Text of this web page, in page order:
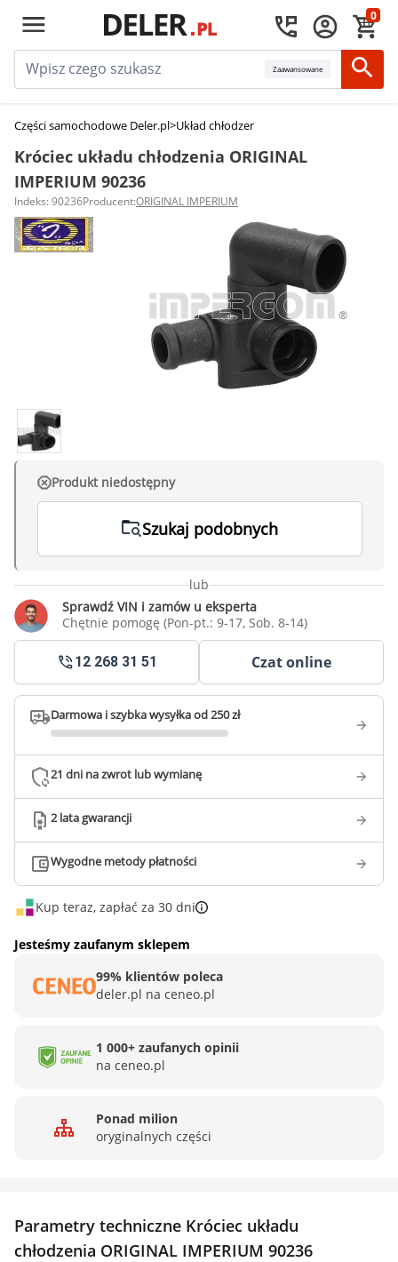
0
Zaawansowane
Części samochodowe Deler.pl>Układ chłodzenia silnika
Króciec układu chłodzenia ORIGINAL
IMPERIUM 90236
Indeks: 90236Producent:ORIGINAL IMPERIUM
Produkt niedostępny
Szukaj podobnych
lub
Sprawdź VIN i zamów u eksperta
Chętnie pomogę (Pon-pt.: 9-17, Sob. 8-14)
12 268 31 51 Czat online
Darmowa i szybka wysyłka od 250 zł
21 dni na zwrot lub wymianę
2 lata gwarancji
Wygodne metody płatności
Kup teraz, zapłać za 30 dni
Jesteśmy zaufanym sklepem
99% klientów poleca
deler.pl na ceneo.pl
1 000+ zaufanych opinii
na ceneo.pl
Ponad milion
oryginalnych części
Parametry techniczne Króciec układu
chłodzenia ORIGINAL IMPERIUM 90236